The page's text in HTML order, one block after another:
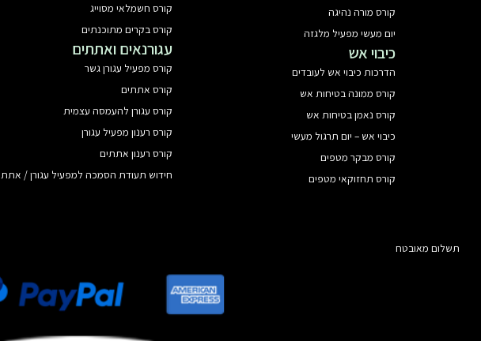
קורס מורה נהיגה
יום מעשי מפעיל מלגזה
כיבוי אש
הדרכות כיבוי אש לעובדים
קורס ממונה בטיחות אש
קורס נאמן בטיחות אש
כיבוי אש – יום תרגול מעשי
קורס מבקר מטפים
קורס תחזוקאי מטפים
קורס חשמלאי מסוייג
קורס בקרים מתוכנתים
עגורנאים ואתתים
קורס מפעיל עגורן גשר
קורס אתתים
קורס עגורן להעמסה עצמית
קורס רענון מפעיל עגורן
קורס רענון אתתים
חידוש תעודת הסמכה למפעיל עגורן / אתת
תשלום מאובטח